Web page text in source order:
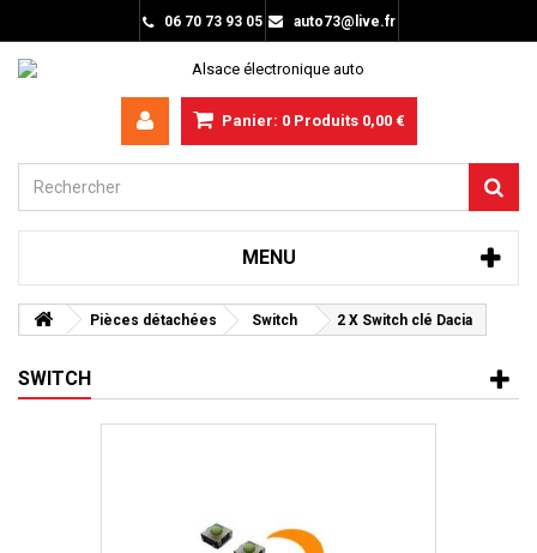
06 70 73 93 05 auto73@live.fr
Panier: 0 Produits 0,00 €
MENU
Pièces détachées Switch 2 X Switch clé Dacia
SWITCH